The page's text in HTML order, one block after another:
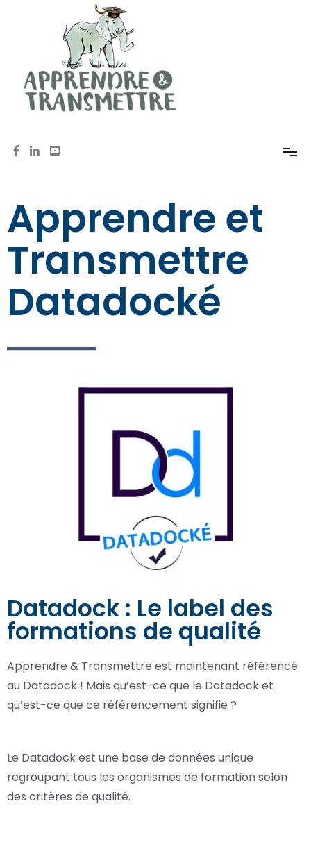
Apprendre et
Transmettre
Datadocké
Datadock : Le label des
formations de qualité
Apprendre & Transmettre est maintenant référencé
au Datadock ! Mais qu’est-ce que le Datadock et
qu’est-ce que ce référencement signifie ?
Le Datadock est une base de données unique
regroupant tous les organismes de formation selon
des critères de qualité.